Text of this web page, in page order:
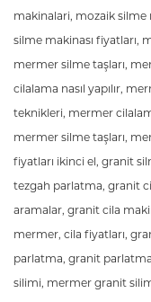
makinalari, mozaik silme
silme makinası fiyatları,
mermer silme taşları,
cilalama nasıl yapılır,
teknikleri, mermer
mermer silme taşları,
fiyatları ikinci el, granit
tezgah parlatma, granit
aramalar, granit cila
mermer, cila fiyatları,
parlatma, granit
silimi, mermer granit silim,